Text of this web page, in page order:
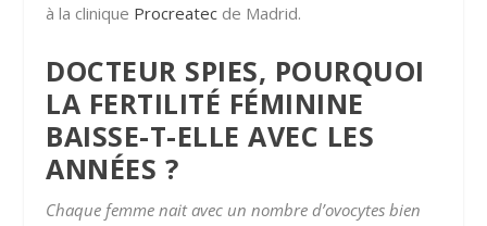
à la clinique Procreatec de Madrid.
DOCTEUR SPIES, POURQUOI
LA FERTILITÉ FÉMININE
BAISSE-T-ELLE AVEC LES
ANNÉES ?
Chaque femme nait avec un nombre d’ovocytes bien